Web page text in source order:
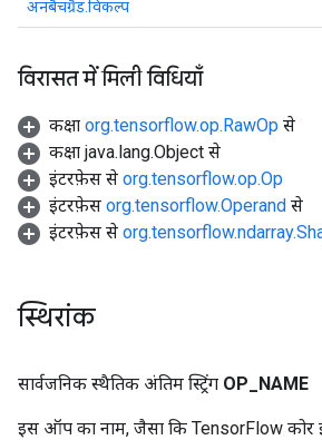
अनबैचग्रैड.विकल्प
विरासत में मिली विधियाँ
कक्षा org.tensorflow.op.RawOp से
कक्षा java.lang.Object से
इंटरफ़ेस से org.tensorflow.op.Op
इंटरफ़ेस org.tensorflow.Operand से
इंटरफ़ेस से
स्थिरांक
सार्वजनिक स्थैतिक अंतिम स्ट्रिंग OP NAME
इस ऑप का नाम, जैसा कि TensorFlow कोर